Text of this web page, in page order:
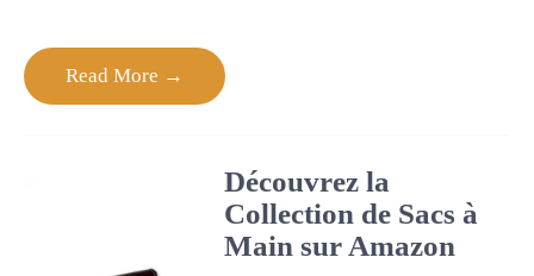
Read More →
Découvrez la
Collection de Sacs à
Main sur Amazon